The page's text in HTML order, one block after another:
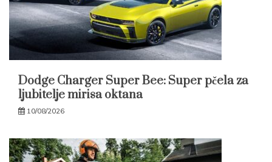
Dodge Charger Super Bee: Super pčela za
ljubitelje mirisa oktana
10/08/2026